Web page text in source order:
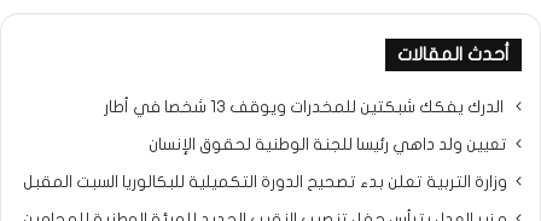
أحدث المقالات
الدرك يفكك شبكتين للمخدرات ويوقف 13 شخصا في أطار
تعيين ولد داهي رئيسا للجنة الوطنية لحقوق الإنسان
وزارة التربية تعلن بدء تصحيح الدورة التكميلية للبكالوريا السبت المقبل